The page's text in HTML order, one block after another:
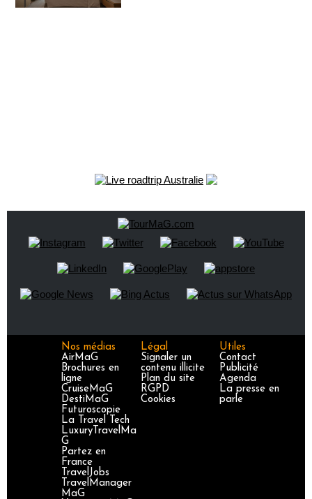
Nos médias
AirMaG
Brochures en
ligne
CruiseMaG
DestiMaG
Futuroscopie
La Travel Tech
LuxuryTravelMa
G
Partez en
France
TravelJobs
TravelManager
MaG
Légal
Signaler un
contenu illicite
Plan du site
RGPD
Cookies
Utiles
Contact
Publicité
Agenda
La presse en
parle